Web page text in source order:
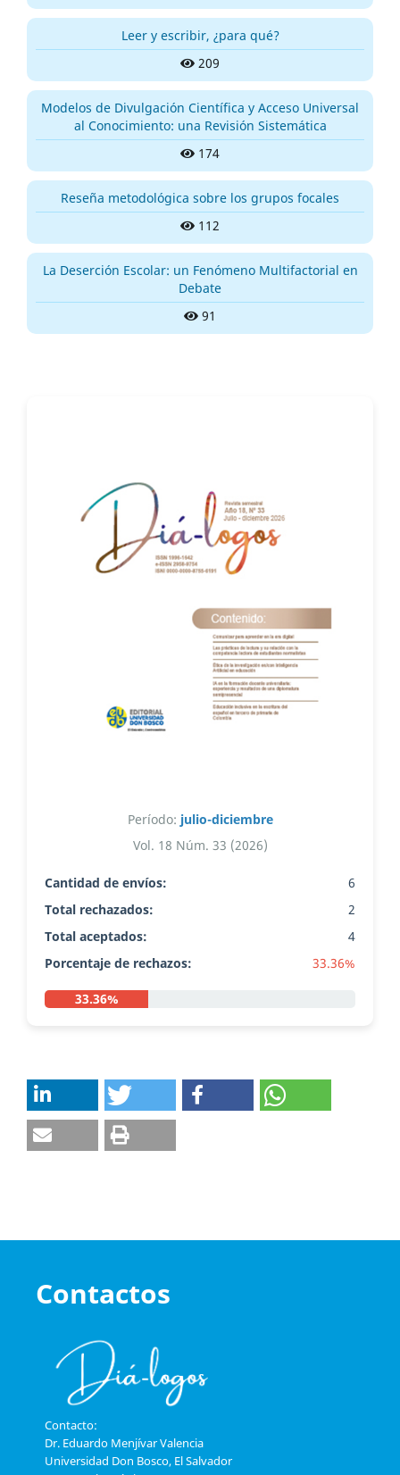
Leer y escribir, ¿para qué?
209
Modelos de Divulgación Científica y Acceso Universal
al Conocimiento: una Revisión Sistemática
174
Reseña metodológica sobre los grupos focales
112
La Deserción Escolar: un Fenómeno Multifactorial en
Debate
91
Período: julio-diciembre
Vol. 18 Núm. 33 (2026)
Cantidad de envíos:
6
Total rechazados:
2
Total aceptados:
4
Porcentaje de rechazos:
33.36%
33.36%
Contactos
Contacto:
Dr. Eduardo Menjívar Valencia
Universidad Don Bosco, El Salvador